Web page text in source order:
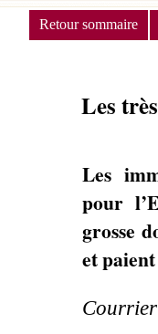
Retour sommaire
Les
Les
pour
grosse
et